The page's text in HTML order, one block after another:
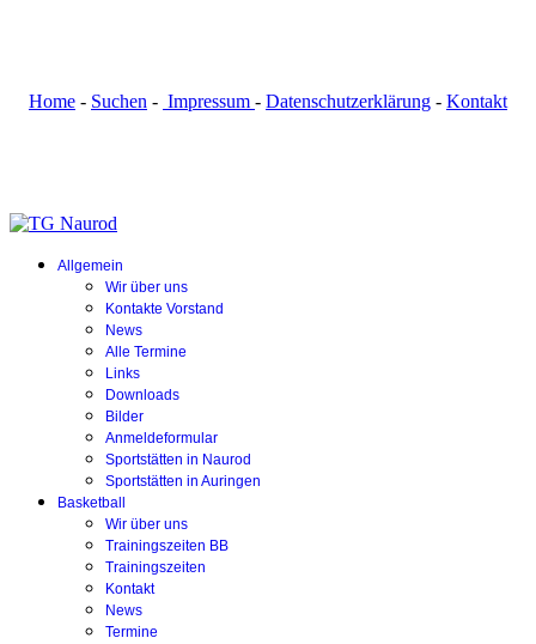
Home - Suchen - Impressum - Datenschutzerklärung - Kontakt
Allgemein
Wir über uns
Kontakte Vorstand
News
Alle Termine
Links
Downloads
Bilder
Anmeldeformular
Sportstätten in Naurod
Sportstätten in Auringen
Basketball
Wir über uns
Trainingszeiten BB
Trainingszeiten
Kontakt
News
Termine